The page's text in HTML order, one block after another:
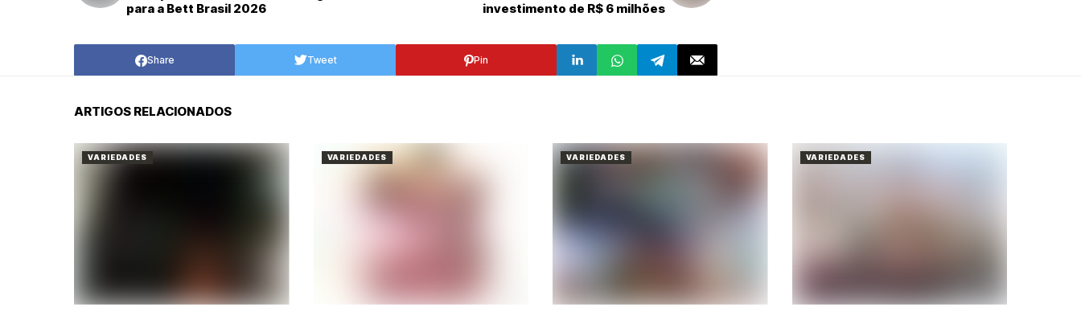
para a Bett Brasil 2026
investimento de R$ 6 milhões
Share Tweet Pin
ARTIGOS RELACIONADOS
VARIEDADES VARIEDADES VARIEDADES VARIEDADES